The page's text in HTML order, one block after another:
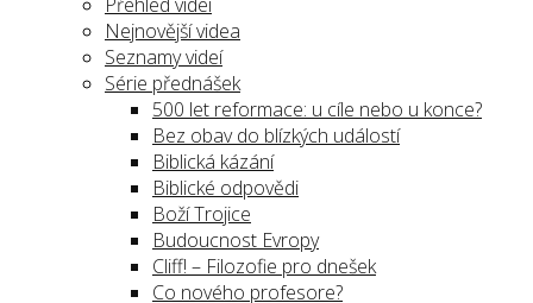
Nejnovější videa
Seznamy videí
Série přednášek
500 let reformace: u cíle nebo u konce?
Bez obav do blízkých událostí
Biblická kázání
Biblické odpovědi
Boží Trojice
Budoucnost Evropy
Cliff! – Filozofie pro dnešek
Co nového profesore?